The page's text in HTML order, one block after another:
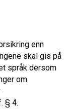
enn
skal gis på
språk dersom
om
§ 4.